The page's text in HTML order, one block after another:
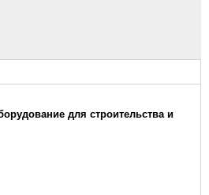
для строительства и